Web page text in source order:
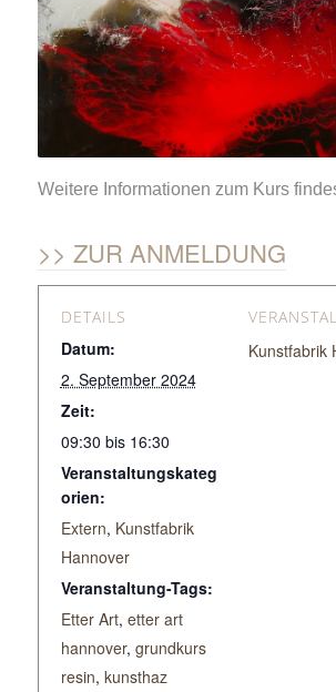
Weitere Informationen zum Kurs
ZUR ANMELDUNG
DETAILS
Datum:
2. September 2024
Zeit:
09:30 bis 16:30
Veranstaltungskateg
orien:
Extern, Kunstfabrik
Hannover
Veranstaltung-Tags:
Etter Art, etter art
hannover, grundkurs
resin, kunsthaz
Kunstfabrik